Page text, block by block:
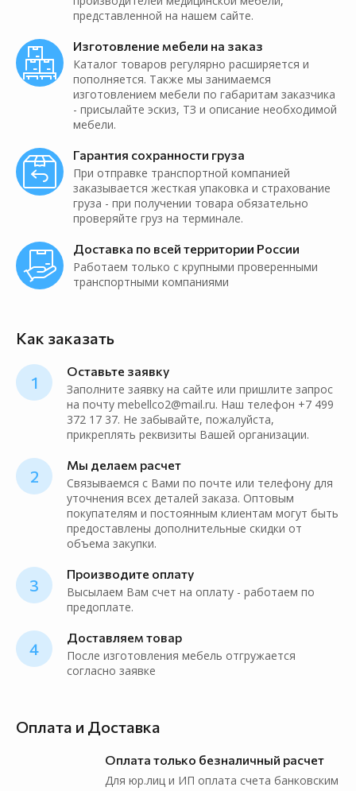
представленной на нашем сайте.
Изготовление мебели на заказ
Каталог товаров регулярно расширяется и
пополняется. Также мы занимаемся
изготовлением мебели по габаритам заказчика
- присылайте эскиз, ТЗ и описание необходимой
мебели.
Гарантия сохранности груза
При отправке транспортной компанией
заказывается жесткая упаковка и страхование
груза - при получении товара обязательно
проверяйте груз на терминале.
Доставка по всей территории России
Работаем только с крупными проверенными
транспортными компаниями
Как заказать
1
Оставьте заявку
Заполните заявку на сайте или пришлите запрос
на почту mebellco2@mail.ru. Наш телефон +7 499
372 17 37. Не забывайте, пожалуйста,
прикреплять реквизиты Вашей организации.
2
Мы делаем расчет
Связываемся с Вами по почте или телефону для
уточнения всех деталей заказа. Оптовым
покупателям и постоянным клиентам могут быть
предоставлены дополнительные скидки от
объема закупки.
3
Производите оплату
Высылаем Вам счет на оплату - работаем по
предоплате.
4
Доставляем товар
После изготовления мебель отгружается
согласно заявке
Оплата и Доставка
Оплата только безналичный расчет
Для юр.лиц и ИП оплата счета банковским